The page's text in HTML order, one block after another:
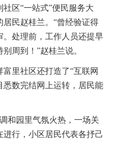
区“一站式”便民服务大
民赵桂兰。“曾经验证得
。处理前，工作人员还提早
周到！”赵桂兰说。
里社区还打造了“互联网
悉数完结网上运转，居民能
园里气氛火热，一场关
行，小区居民代表各抒己